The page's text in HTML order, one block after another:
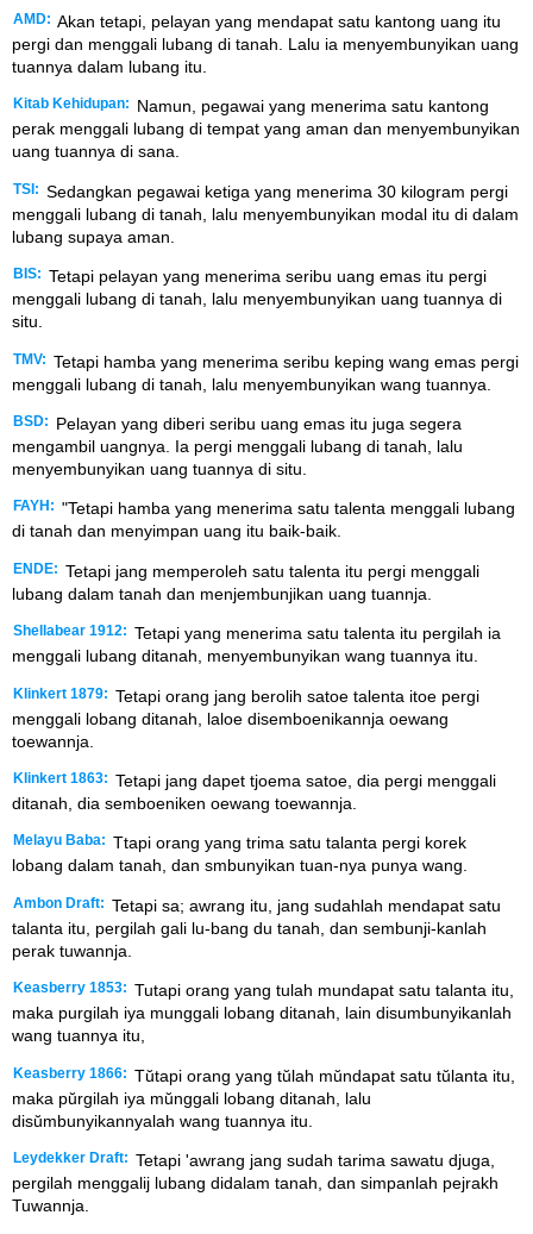
AMD: Akan tetapi, pelayan yang mendapat satu kantong uang itu
pergi dan menggali lubang di tanah. Lalu ia menyembunyikan uang
tuannya dalam lubang itu.
Kitab Kehidupan:
Namun, pegawai yang menerima satu kantong
perak menggali lubang di tempat yang aman dan menyembunyikan
uang tuannya di sana.
TSI: Sedangkan pegawai ketiga yang menerima 30 kilogram pergi
menggali lubang di tanah, lalu menyembunyikan modal itu di dalam
lubang supaya aman.
BIS: Tetapi pelayan yang menerima seribu uang emas itu pergi
menggali lubang di tanah, lalu menyembunyikan uang tuannya di
situ.
TMV: Tetapi hamba yang menerima seribu keping wang emas pergi
menggali lubang di tanah, lalu menyembunyikan wang tuannya.
BSD:
Pelayan yang diberi seribu uang emas itu juga segera
mengambil uangnya. Ia pergi menggali lubang di tanah, lalu
menyembunyikan uang tuannya di situ.
FAYH: "Tetapi hamba yang menerima satu talenta menggali lubang
di tanah dan menyimpan uang itu baik-baik.
ENDE: Tetapi jang memperoleh satu talenta itu pergi menggali
lubang dalam tanah dan menjembunjikan uang tuannja.
Shellabear 1912: Tetapi yang menerima satu talenta itu pergilah ia
menggali lubang ditanah, menyembunyikan wang tuannya itu.
Klinkert 1879: Tetapi orang jang berolih satoe talenta itoe pergi
menggali lobang ditanah, laloe disemboenikannja oewang
toewannja.
Klinkert 1863: Tetapi jang dapet tjoema satoe, dia pergi menggali
ditanah, dia semboeniken oewang toewannja.
Melayu Baba: Ttapi orang yang trima satu talanta pergi korek
lobang dalam tanah, dan smbunyikan tuan-nya punya wang.
Ambon Draft: Tetapi sa; awrang itu, jang sudahlah mendapat satu
talanta itu, pergilah gali lu-bang du tanah, dan sembunji-kanlah
perak tuwannja.
Keasberry 1853: Tutapi orang yang tulah mundapat satu talanta itu,
maka purgilah iya munggali lobang ditanah, lain disumbunyikanlah
wang tuannya itu,
Keasberry 1866: Tŭtapi orang yang tŭlah mŭndapat satu tŭlanta itu,
maka pŭrgilah iya mŭnggali lobang ditanah, lalu
disŭmbunyikannyalah wang tuannya itu.
Leydekker Draft: Tetapi 'awrang jang sudah tarima sawatu djuga,
pergilah menggalij lubang didalam tanah, dan simpanlah pejrakh
Tuwannja.